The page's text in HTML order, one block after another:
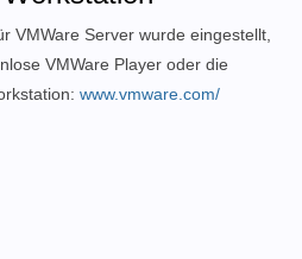
VMWare Server wurde eingestellt,
VMWare Player oder die
www.vmware.com/